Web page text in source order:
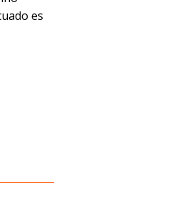
es